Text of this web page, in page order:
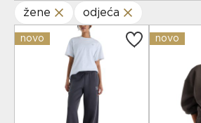
žene
odjeća
novo novo